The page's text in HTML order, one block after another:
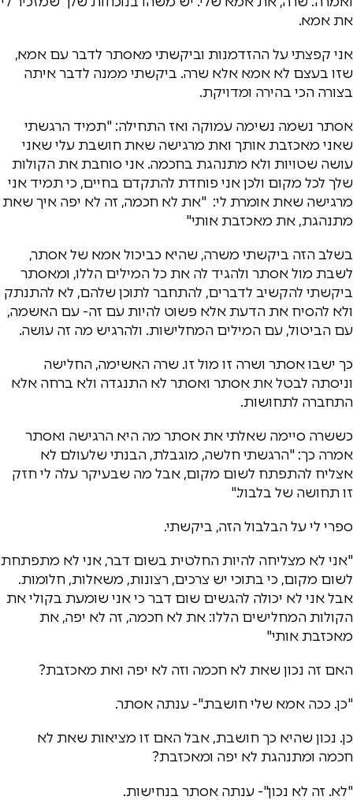
את אמא.
אני קפצתי על ההזדמנות וביקשתי מאסתר לדבר עם אמא,
שזו בעצם לא אמא אלא שרה. ביקשתי ממנה לדבר איתה
בצורה הכי בהירה ומדויקת.
אסתר נשמה נשימה עמוקה ואז התחילה: "תמיד הרגשתי
שאני מאכזבת אותך ואת מרגישה שאת חושבת עלי שאני
עושה שטויות ולא מתנהגת בחכמה. אני סוחבת את הקולות
שלך לכל מקום ולכן אני פוחדת להתקדם בחיים, כי תמיד אני
מרגישה שאת אומרת לי: "את לא חכמה, זה לא יפה איך שאת
מתנהגת, את מאכזבת אותי"
בשלב הזה ביקשתי משרה, שהיא כביכול אמא של אסתר,
לשבת מול אסתר ולהגיד לה את כל המילים הללו, ומאסתר
ביקשתי להקשיב לדברים, להתחבר לתוכן שלהם, לא להתנתק
ולא להסיח את הדעת אלא פשוט להיות עם זה- עם האשמה,
עם הביטול, עם המילים המחלישות. ולהרגיש מה זה עושה.
כך ישבו אסתר ושרה זו מול זו. שרה האשימה, החלישה
וניסתה לבטל את אסתר ואסתר לא התנגדה ולא ברחה אלא
התחברה לתחושות.
כששרה סיימה שאלתי את אסתר מה היא הרגישה ואסתר
אמרה כך: "הרגשתי חלשה, מוגבלת, הבנתי שלעולם לא
אצליח להתפתח לשום מקום, אבל מה שבעיקר עלה לי חזק
זו תחושה של בלבול."
ספרי לי על הבלבול הזה, ביקשתי.
"אני לא מצליחה להיות החלטית בשום דבר, אני לא מתפתחת
לשום מקום, כי בתוכי יש צרכים, רצונות, משאלות, חלומות.
אבל אני לא יכולה להגשים שום דבר כי אני שומעת בקולי את
הקולות המחלישים הללו: את לא חכמה, זה לא יפה, את
מאכזבת אותי"
האם זה נכון שאת לא חכמה וזה לא יפה ואת מאכזבת?
"כן. ככה אמא שלי חושבת."- ענתה אסתר.
כן. נכון שהיא כך חושבת, אבל האם זו מציאות שאת לא
חכמה ומתנהגת לא יפה ומאכזבת?
"לא. זה לא נכון"- ענתה אסתר בנחישות.